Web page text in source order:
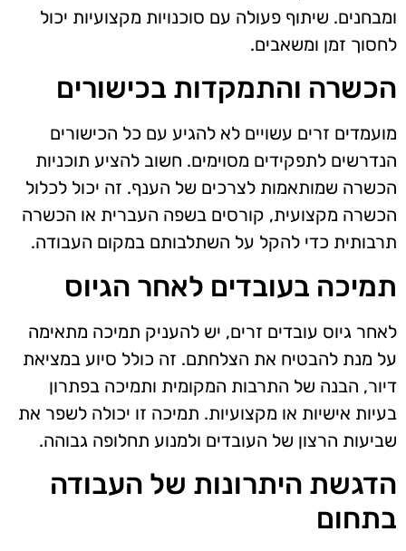
ומבחנים. שיתוף פעולה עם סוכנויות מקצועיות יכול
לחסוך זמן ומשאבים.
הכשרה והתמקדות בכישורים
מועמדים זרים עשויים לא להגיע עם כל הכישורים
הנדרשים לתפקידים מסוימים. חשוב להציע תוכניות
הכשרה שמותאמות לצרכים של הענף. זה יכול לכלול
הכשרה מקצועית, קורסים בשפה העברית או הכשרה
תרבותית כדי להקל על השתלבותם במקום העבודה.
תמיכה בעובדים לאחר הגיוס
לאחר גיוס עובדים זרים, יש להעניק תמיכה מתאימה
על מנת להבטיח את הצלחתם. זה כולל סיוע במציאת
דיור, הבנה של התרבות המקומית ותמיכה בפתרון
בעיות אישיות או מקצועיות. תמיכה זו יכולה לשפר את
שביעות הרצון של העובדים ולמנוע תחלופה גבוהה.
הדגשת היתרונות של העבודה
בתחום